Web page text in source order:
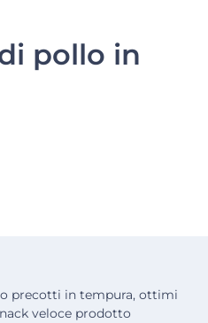
pollo in
precotti in tempura, ottimi
veloce prodotto